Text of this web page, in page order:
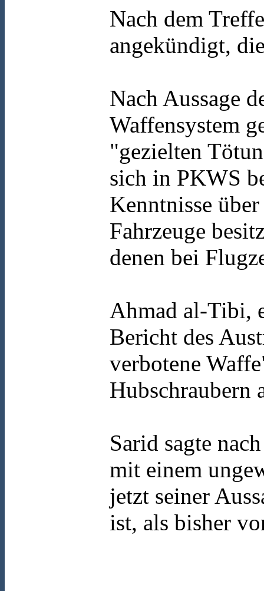
Nach dem
angekündigt,
Nach Aussage
Waffensystem
"gezielten
sich in PKWS
Kenntnisse
Fahrzeuge
denen bei
Ahmad al-Tibi,
Bericht des
verbotene
Hubschraubern
Sarid sagte
mit einem
jetzt seiner
ist, als bisher